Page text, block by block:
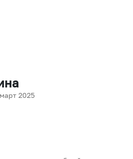
март 2025